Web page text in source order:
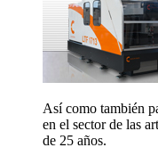
Así como también
en el sector de las
de 25 años.